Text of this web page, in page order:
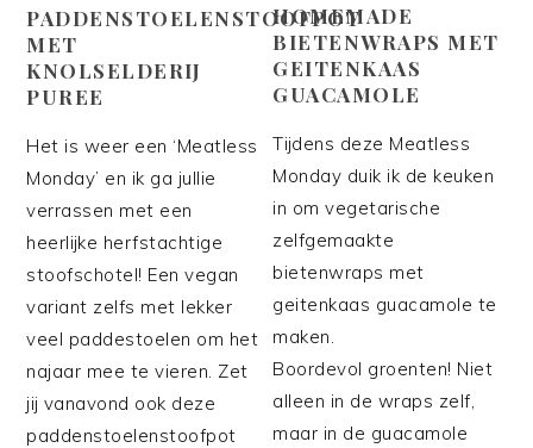
PADDENSTOELENSTOOFPOT
MET
KNOLSELDERIJ
PUREE
Het is weer een ‘Meatless
Monday’ en ik ga jullie
verrassen met een
heerlijke herfstachtige
stoofschotel! Een vegan
variant zelfs met lekker
veel paddestoelen om het
najaar mee te vieren. Zet
jij vanavond ook deze
paddenstoelenstoofpot
HOMEMADE
BIETENWRAPS MET
GEITENKAAS
GUACAMOLE
Tijdens deze Meatless
Monday duik ik de keuken
in om vegetarische
zelfgemaakte
bietenwraps met
geitenkaas guacamole te
maken.
Boordevol groenten! Niet
alleen in de wraps zelf,
maar in de guacamole